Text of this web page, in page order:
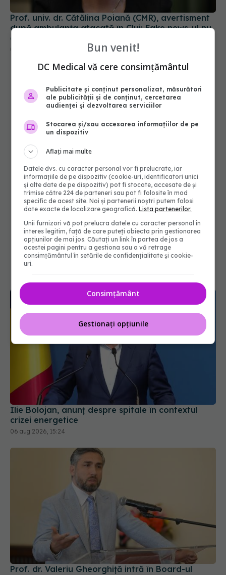
09 aug 2026, 14:05
Ilie Bolojan, anunț despre spitale în contextul
crizei energetice
06 aug 2026, 15:24
Prof. dr. Valeriu Gheorghiță intră în Board-ul
Editorial al revistei Scientific Reports, din Nature
Portfolio
05 aug 2026, 21:09
Bun venit!
DC Medical vă cere consimțământul
Publicitate și conținut personalizat, măsurători
ale publicității și de conținut, cercetarea
audienței și dezvoltarea serviciilor
Stocarea și/sau accesarea informațiilor de pe
un dispozitiv
Aflați mai multe
Datele dvs. cu caracter personal vor fi prelucrate, iar
informațiile de pe dispozitiv (cookie-uri, identificatori unici
și alte date de pe dispozitiv) pot fi stocate, accesate de și
trimise către 224 de parteneri sau pot fi folosite în mod
specific de acest site. Noi și partenerii noștri putem folosi
date exacte de localizare geografică.Lista partenerilor.
Unii furnizori vă pot prelucra datele cu caracter personal în
interes legitim, față de care puteți obiecta prin gestionarea
opțiunilor de mai jos. Căutați un link în partea de jos a
acestei pagini pentru a gestiona sau a vă retrage
consimțământul în setările de confidențialitate și cookie-
uri.
Consimțământ
Gestionați opțiunile